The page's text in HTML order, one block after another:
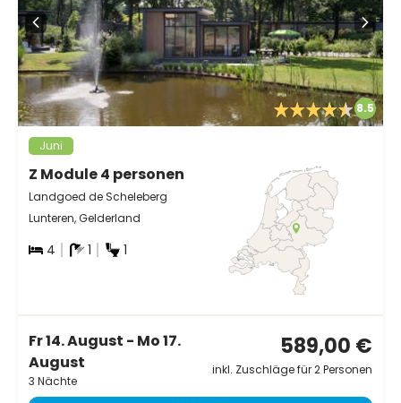
8.5
Juni
Z Module 4 personen
Landgoed de Scheleberg
Lunteren, Gelderland
4 1 1
Fr 14. August - Mo 17.
August
3 Nächte
589,00 €
inkl. Zuschläge für 2 Personen